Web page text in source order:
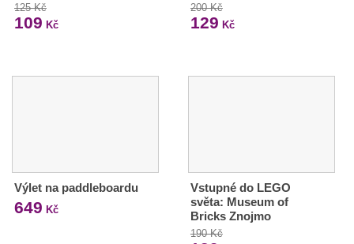
125 Kč
109 Kč
200 Kč
129 Kč
Výlet na paddleboardu
649 Kč
Vstupné do LEGO
světa: Museum of
Bricks Znojmo
190 Kč